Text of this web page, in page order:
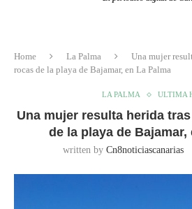
Home La Palma
Una mujer
rocas de la playa de Bajamar, en La Palma
LA PALMA ULTIMA
Una mujer resulta herida
de la playa de Bajamar,
written by Cn8noticiascanarias